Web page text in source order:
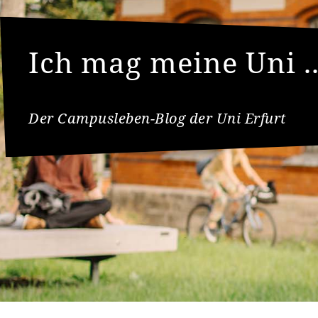
Ich mag meine Uni
Der Campusleben-Blog der Uni Erfurt